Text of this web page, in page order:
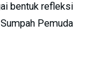
bentuk refleksi
Pemuda